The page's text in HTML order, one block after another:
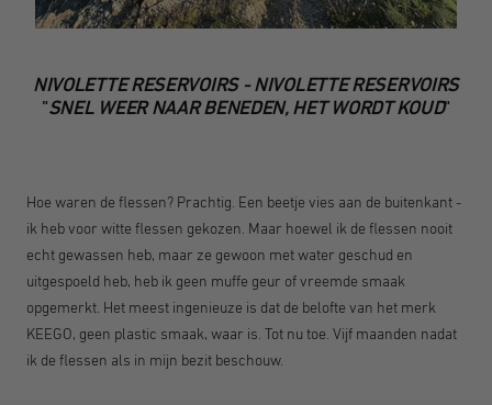
NIVOLETTE RESERVOIRS - NIVOLETTE RESERVOIRS
"SNEL WEER NAAR BENEDEN, HET WORDT KOUD"
Hoe waren de flessen? Prachtig. Een beetje vies aan de buitenkant -
ik heb voor witte flessen gekozen. Maar hoewel ik de flessen nooit
echt gewassen heb, maar ze gewoon met water geschud en
uitgespoeld heb, heb ik geen muffe geur of vreemde smaak
opgemerkt. Het meest ingenieuze is dat de belofte van het merk
KEEGO, geen plastic smaak, waar is. Tot nu toe. Vijf maanden nadat
ik de flessen als in mijn bezit beschouw.